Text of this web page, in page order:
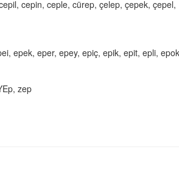
cepin, ceple, cürep, çelep, çepek, çepel,
epek, eper, epey, epiç, epik, epit, epli,
zep